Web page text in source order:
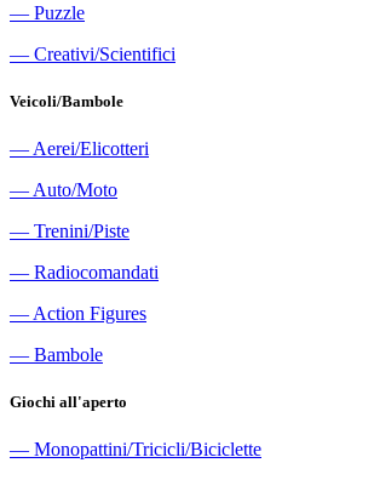
― Puzzle
― Creativi/Scientifici
Veicoli/Bambole
― Aerei/Elicotteri
― Auto/Moto
― Trenini/Piste
― Radiocomandati
― Action Figures
― Bambole
Giochi all'aperto
― Monopattini/Tricicli/Biciclette